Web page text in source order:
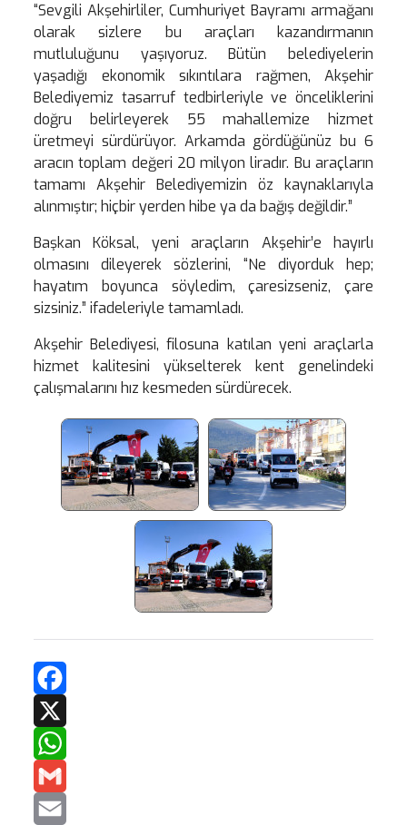
“Sevgili Akşehirliler, Cumhuriyet Bayramı armağanı
olarak sizlere bu araçları kazandırmanın
mutluluğunu yaşıyoruz. Bütün belediyelerin
yaşadığı ekonomik sıkıntılara rağmen, Akşehir
Belediyemiz tasarruf tedbirleriyle ve önceliklerini
doğru belirleyerek 55 mahallemize hizmet
üretmeyi sürdürüyor. Arkamda gördüğünüz bu 6
aracın toplam değeri 20 milyon liradır. Bu araçların
tamamı Akşehir Belediyemizin öz kaynaklarıyla
alınmıştır; hiçbir yerden hibe ya da bağış değildir.”
Başkan Köksal, yeni araçların Akşehir’e hayırlı
olmasını dileyerek sözlerini, “Ne diyorduk hep;
hayatım boyunca söyledim, çaresizseniz, çare
sizsiniz.” ifadeleriyle tamamladı.
Akşehir Belediyesi, filosuna katılan yeni araçlarla
hizmet kalitesini yükselterek kent genelindeki
çalışmalarını hız kesmeden sürdürecek.